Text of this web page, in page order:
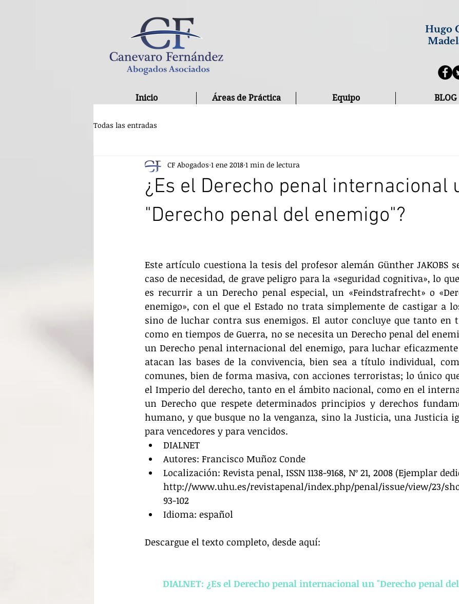
Hugo
Inicio Áreas de Práctica Equipo BLOG
Todas las entradas
¿Es el Derecho penal internacional
"Derecho penal del enemigo"?
CF Abogados 1 ene 2018 1 min de lectura
Este artículo cuestiona la tesis del profesor alemán Günther JAKOBS
caso de necesidad, de grave peligro para la «seguridad cognitiva», lo
es recurrir a un Derecho penal especial, un «Feindstrafrecht» o
enemigo», con el que el Estado no trata simplemente de castigar a
sino de luchar contra sus enemigos. El autor concluye que tanto en
como en tiempos de Guerra, no se necesita un Derecho penal del
un Derecho penal internacional del enemigo, para luchar
atacan las bases de la convivencia, bien sea a título individual,
comunes, bien de forma masiva, con acciones terroristas; lo único
el Imperio del derecho, tanto en el ámbito nacional, como en el
un Derecho que respete determinados principios y derechos
humano, y que busque no la venganza, sino la Justicia, una Justicia
para vencedores y para vencidos.
DIALNET
Autores: Francisco Muñoz Conde
Localización: Revista penal, ISSN 1138-9168, Nº 21, 2008 (Ejemplar
http://www.uhu.es/revistapenal/index.php/penal/issue/view/23/
93-102
Idioma: español
Descargue el texto completo, desde aquí:
DIALNET: ¿Es el Derecho penal internacional un "Derecho penal